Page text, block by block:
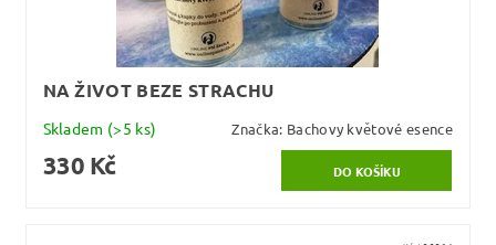
NA ŽIVOT BEZE STRACHU
Skladem (>5 ks) Značka: Bachovy květové esence
330 Kč